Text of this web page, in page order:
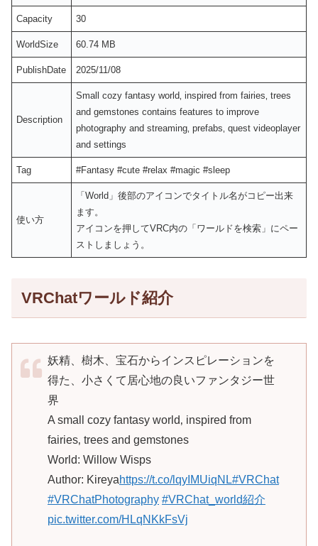
Capacity 30
WorldSize 60.74 MB
PublishDate 2025/11/08
Description
Small cozy fantasy world‚ inspired from fairies‚ trees
and gemstones contains features to improve
photography and streaming‚ prefabs‚ quest videoplayer
and settings
Tag #Fantasy #cute #relax #magic #sleep
使い方
「World」後部のアイコンでタイトル名がコピー出来
ます。
アイコンを押してVRC内の「ワールドを検索」にペー
ストしましょう。
VRChatワールド紹介
妖精、樹木、宝石からインスピレーションを
得た、小さくて居心地の良いファンタジー世
界
A small cozy fantasy world‚ inspired from
fairies‚ trees and gemstones
World: Willow Wisps
Author: Kireyahttps://t.co/lqyIMUiqNL#VRChat
#VRChatPhotography #VRChat_world紹介
pic.twitter.com/HLqNKkFsVj